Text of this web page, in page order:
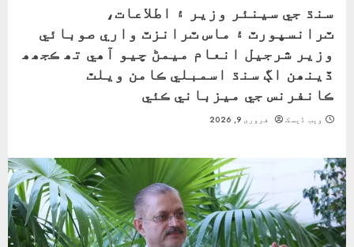
سنڌ جي سينئر وزير ۽ اطلاعات،
ٽرانسپورٽ ۽ ماس ٽرانزٽ واري صوبائي
وزير شرجيل انعام ميمڻ چيو آھي تھ ڪجھھ
ڏينھن اڳ سنڌ اسمبلي ڪامن ويلٿ
ڪانفرنس جي ميزباني ڪئي
ویب ڈیسک فروری 9, 2026